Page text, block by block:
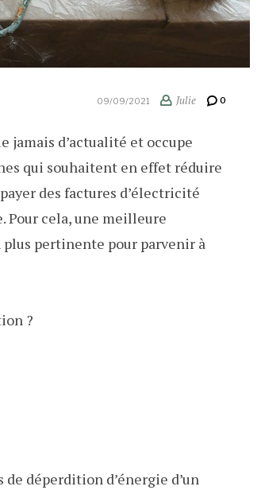
09/09/2021 Julie 0
jamais d’actualité et occupe
qui souhaitent en effet réduire
des factures d’électricité
cela, une meilleure
pertinente pour parvenir à
?
déperdition d’énergie d’un